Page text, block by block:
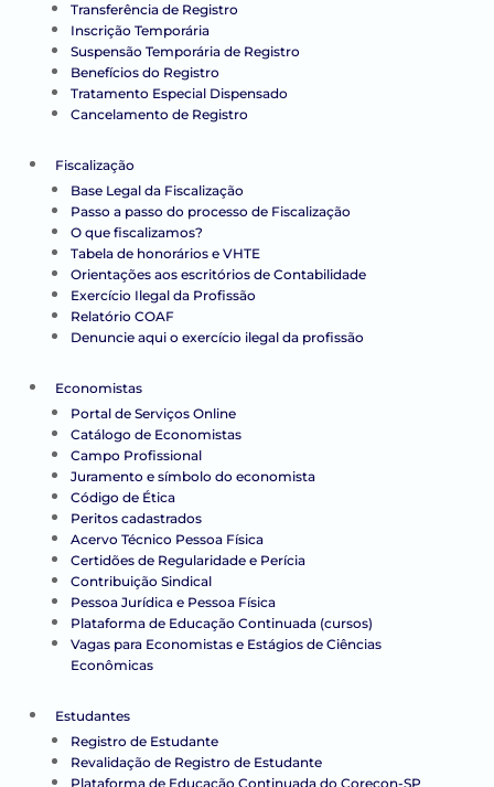
Transferência de Registro
Inscrição Temporária
Suspensão Temporária de Registro
Benefícios do Registro
Tratamento Especial Dispensado
Cancelamento de Registro
Fiscalização
Base Legal da Fiscalização
Passo a passo do processo de Fiscalização
O que fiscalizamos?
Tabela de honorários e VHTE
Orientações aos escritórios de Contabilidade
Exercício Ilegal da Profissão
Relatório COAF
Denuncie aqui o exercício ilegal da profissão
Economistas
Portal de Serviços Online
Catálogo de Economistas
Campo Profissional
Juramento e símbolo do economista
Código de Ética
Peritos cadastrados
Acervo Técnico Pessoa Física
Certidões de Regularidade e Perícia
Contribuição Sindical
Pessoa Jurídica e Pessoa Física
Plataforma de Educação Continuada (cursos)
Vagas para Economistas e Estágios de Ciências
Econômicas
Estudantes
Registro de Estudante
Revalidação de Registro de Estudante
Plataforma de Educação Continuada do Corecon-SP